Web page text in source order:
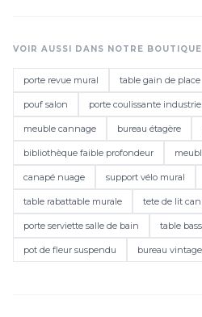
VOIR AUSSI DANS NOTRE
porte revue mural table gain de place
pouf salon porte coulissante
meuble cannage bureau étagère
bibliothèque faible profondeur
canapé nuage support vélo mural
table rabattable murale tete de lit
porte serviette salle de bain table
pot de fleur suspendu bureau vintage